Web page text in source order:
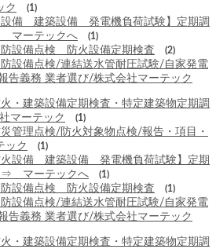
ク
(1)
設備 建築設備 発電機負荷試験】定期調
ーテックへ
(1)
設備点検 防火設備定期検査 (2)
設備点検/連結送水管耐圧試験/自家発電
告義務 業者選び/株式会社マーテック
・建築設備定期検査・特定建築物定期調
マーテック
(1)
管理点検/防火対象物点検/報告・項目・
ック
(1)
火設備 建築設備 発電機負荷試験】定期
⇒ マーテックへ
(1)
設備点検 防火設備定期検査 (1)
設備点検/連結送水管耐圧試験/自家発電
告義務 業者選び/株式会社マーテック
・建築設備定期検査・特定建築物定期調